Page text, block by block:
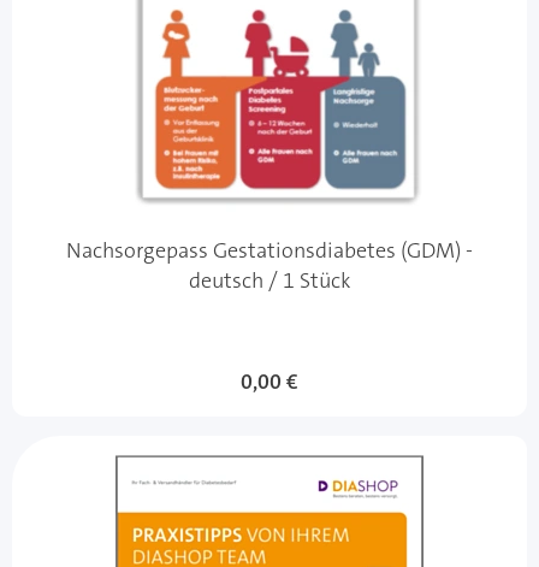
Nachsorgepass Gestationsdiabetes (GDM) -
deutsch / 1 Stück
0,00 €